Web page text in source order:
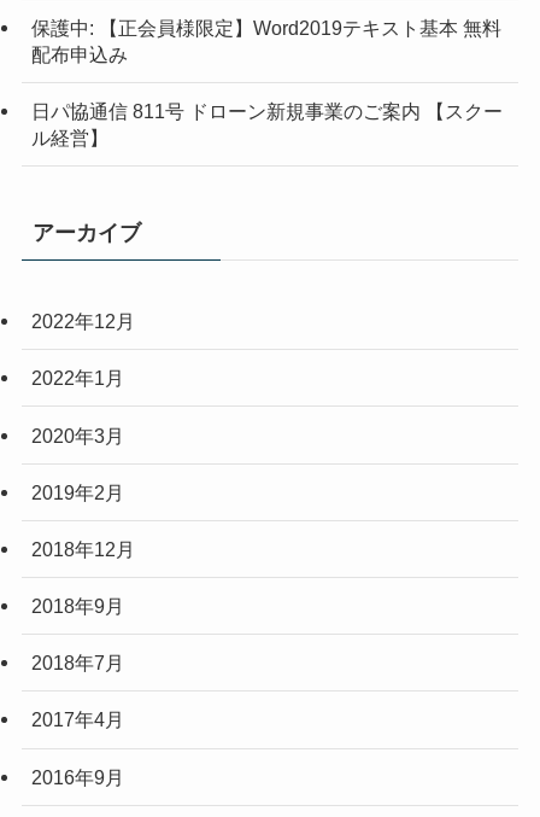
保護中: 【正会員様限定】Word2019テキスト基本 無料
配布申込み
日パ協通信 811号 ドローン新規事業のご案内 【スクー
ル経営】
アーカイブ
2022年12月
2022年1月
2020年3月
2019年2月
2018年12月
2018年9月
2018年7月
2017年4月
2016年9月